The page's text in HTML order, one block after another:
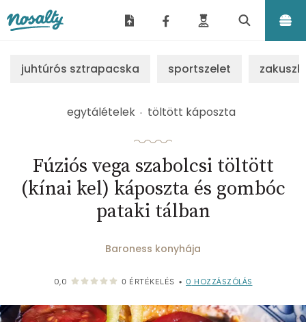
juhtúrós sztrapacska sportszelet
egytálételek töltött káposzta
Fúziós vega szabolcsi töltött
(kínai kel) káposzta és gombóc
pataki tálban
Baroness konyhája
0,0 0 ÉRTÉKELÉS • 0 HOZZÁSZÓLÁS